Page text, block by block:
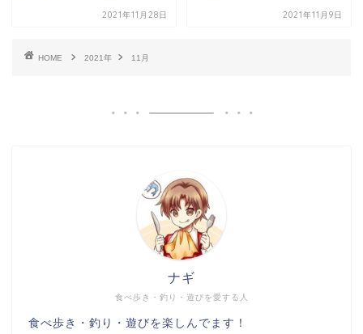
2021年11月28日 2021年11月9日
HOME 2021年 11月
食べ歩き・釣り・遊びを愛する人
ナギ
食べ歩き・釣り・遊びを楽しんでます！